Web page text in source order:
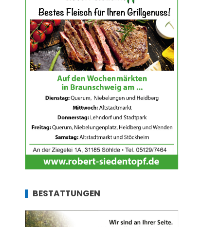
BESTATTUNGEN